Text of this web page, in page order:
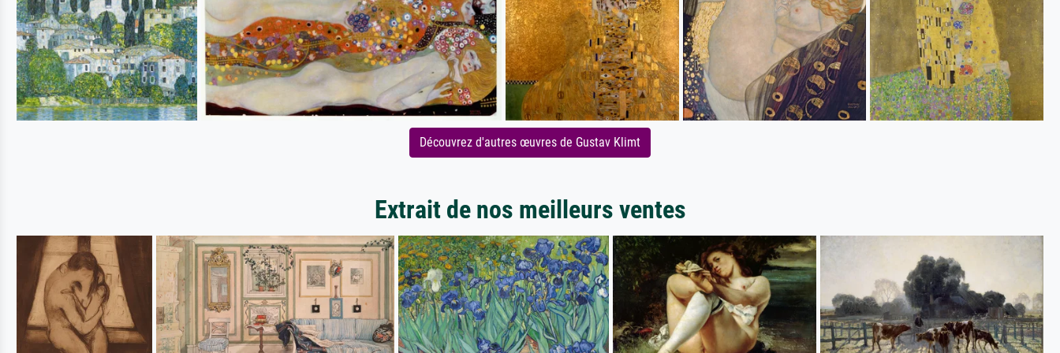
Découvrez d'autres œuvres de Gustav Klimt
Extrait de nos meilleurs ventes